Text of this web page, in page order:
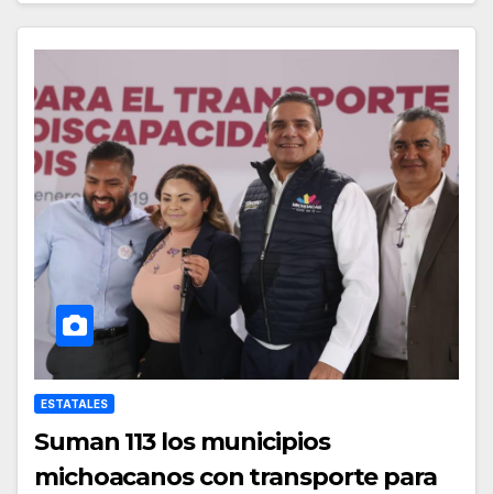
ESTATALES
Suman 113 los municipios
michoacanos con transporte para